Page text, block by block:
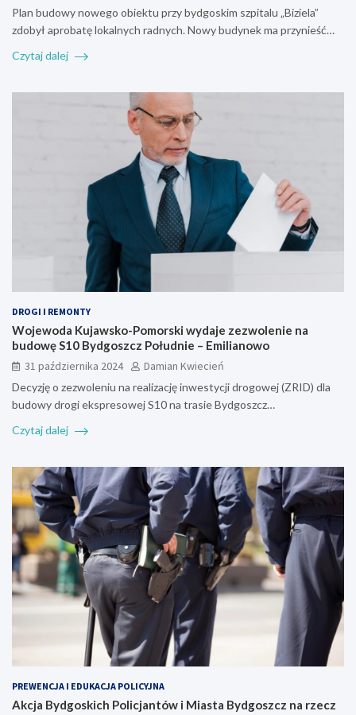
Plan budowy nowego obiektu przy bydgoskim szpitalu „Biziela”
zdobył aprobatę lokalnych radnych. Nowy budynek ma przynieść…
Czytaj dalej
DROGI I REMONTY
Wojewoda Kujawsko-Pomorski wydaje zezwolenie na
budowę S10 Bydgoszcz Południe – Emilianowo
31 października 2024
Damian Kwiecień
Decyzję o zezwoleniu na realizację inwestycji drogowej (ZRID) dla
budowy drogi ekspresowej S10 na trasie Bydgoszcz…
Czytaj dalej
PREWENCJA I EDUKACJA POLICYJNA
Akcja Bydgoskich Policjantów i Miasta Bydgoszcz na rzecz